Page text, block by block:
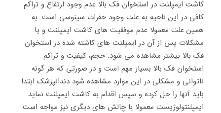
کاشت ایمپلنت در استخوان فک بالا عدم وجود ارتفاع و تراکم
کافی در این ناحیه به علت وجود حفرات سینوسی است. به
همین علت معمولا عدم موفقیت های کاشت ایمپلنت و یا
مشکلات پس از آن در ایمپلنت های کاشته شده در استخوان
فک بالا بیشتر مشاهده می شود. حجم، کیفیت و تراکم
استخوان فک بالا بسیار مهم است و در صورتی که هر گونه
ناتوانی و مشکلی در این موارد مشاهده شود دندانپزشک ابتدا
باید آنها را حل کرده و سپس اقدام به کاشت ایمپلنت نماید.
ایمپلنتولوژیست معمولا با چالش های دیگری نیز مواجه است